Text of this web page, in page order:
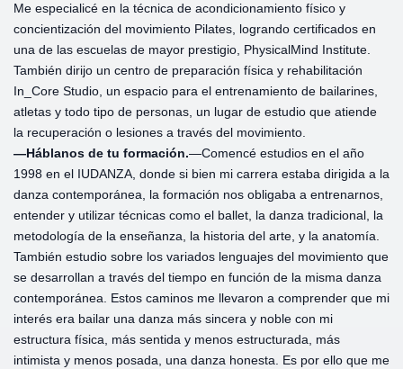
Me especialicé en la técnica de acondicionamiento físico y
concientización del movimiento Pilates, logrando certificados en
una de las escuelas de mayor prestigio, PhysicalMind Institute.
También dirijo un centro de preparación física y rehabilitación
In_Core Studio, un espacio para el entrenamiento de bailarines,
atletas y todo tipo de personas, un lugar de estudio que atiende
la recuperación o lesiones a través del movimiento.
—Háblanos de tu formación.—Comencé estudios en el año
1998 en el IUDANZA, donde si bien mi carrera estaba dirigida a la
danza contemporánea, la formación nos obligaba a entrenarnos,
entender y utilizar técnicas como el ballet, la danza tradicional, la
metodología de la enseñanza, la historia del arte, y la anatomía.
También estudio sobre los variados lenguajes del movimiento que
se desarrollan a través del tiempo en función de la misma danza
contemporánea. Estos caminos me llevaron a comprender que mi
interés era bailar una danza más sincera y noble con mi
estructura física, más sentida y menos estructurada, más
intimista y menos posada, una danza honesta. Es por ello que me